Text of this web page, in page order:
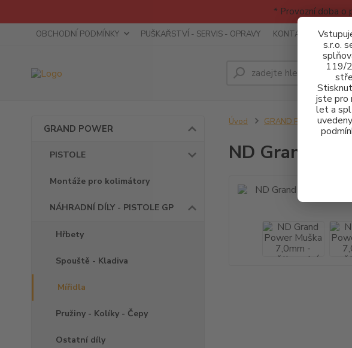
* Provozní doba o
s.r.o.
119/
jste pro
let a
OBCHODNÍ PODMÍNKY PUŠKAŘSTVÍ - SERVIS - OPRAVY KONTAKTY
GRAND POWER
PISTOLE
Montáže pro kolimátory
NÁHRADNÍ DÍLY - PISTOLE GP
Hřbety
Spouště - Kladiva
Mířidla
Pružiny - Kolíky - Čepy
Ostatní díly
Úvod GRAND POWER
ND Grand